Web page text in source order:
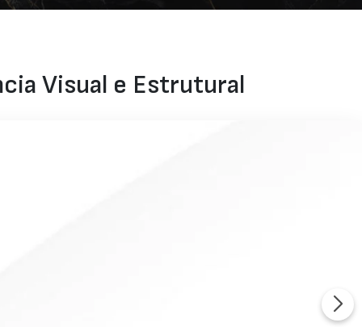
Visual e Estrutural